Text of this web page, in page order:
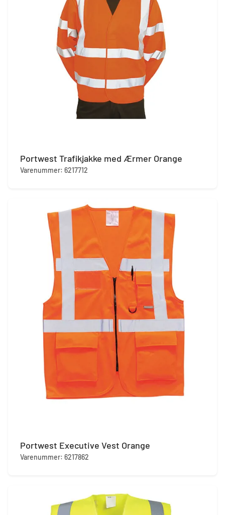
Portwest Trafikjakke med Ærmer Orange
Varenummer: 6217712
Portwest Executive Vest Orange
Varenummer: 6217862